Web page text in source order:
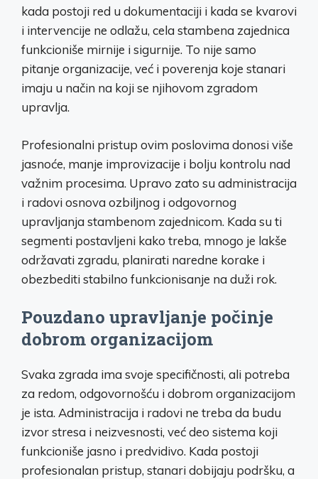
kada postoji red u dokumentaciji i kada se kvarovi
i intervencije ne odlažu, cela stambena zajednica
funkcioniše mirnije i sigurnije. To nije samo
pitanje organizacije, već i poverenja koje stanari
imaju u način na koji se njihovom zgradom
upravlja.
Profesionalni pristup ovim poslovima donosi više
jasnoće, manje improvizacije i bolju kontrolu nad
važnim procesima. Upravo zato su administracija
i radovi osnova ozbiljnog i odgovornog
upravljanja stambenom zajednicom. Kada su ti
segmenti postavljeni kako treba, mnogo je lakše
održavati zgradu, planirati naredne korake i
obezbediti stabilno funkcionisanje na duži rok.
Pouzdano upravljanje počinje
dobrom organizacijom
Svaka zgrada ima svoje specifičnosti, ali potreba
za redom, odgovornošću i dobrom organizacijom
je ista. Administracija i radovi ne treba da budu
izvor stresa i neizvesnosti, već deo sistema koji
funkcioniše jasno i predvidivo. Kada postoji
profesionalan pristup, stanari dobijaju podršku, a